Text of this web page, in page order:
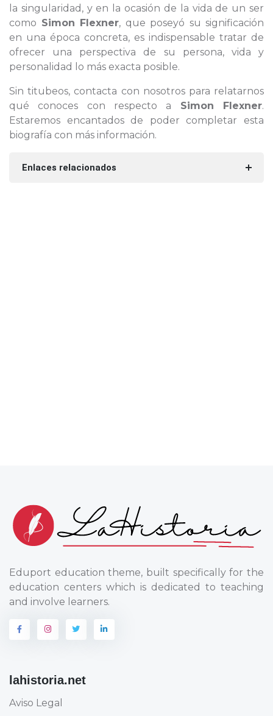
la singularidad, y en la ocasión de la vida de un ser
como Simon Flexner, que poseyó su significación
en una época concreta, es indispensable tratar de
ofrecer una perspectiva de su persona, vida y
personalidad lo más exacta posible.
Sin titubeos, contacta con nosotros para relatarnos
qué conoces con respecto a Simon Flexner.
Estaremos encantados de poder completar esta
biografía con más información.
Enlaces relacionados
Eduport education theme, built specifically for the
education centers which is dedicated to teaching
and involve learners.
lahistoria.net
Aviso Legal